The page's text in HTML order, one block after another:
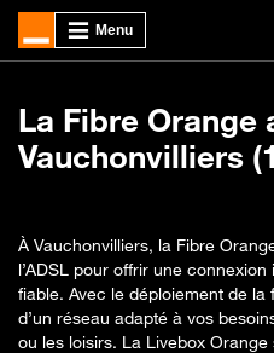
La Fibre Orange
Vauchonvilliers
À Vauchonvilliers, la Fibre
l’ADSL pour offrir une
fiable. Avec le déploiement de
d’un réseau adapté à vos
ou les loisirs. La Livebox Orange